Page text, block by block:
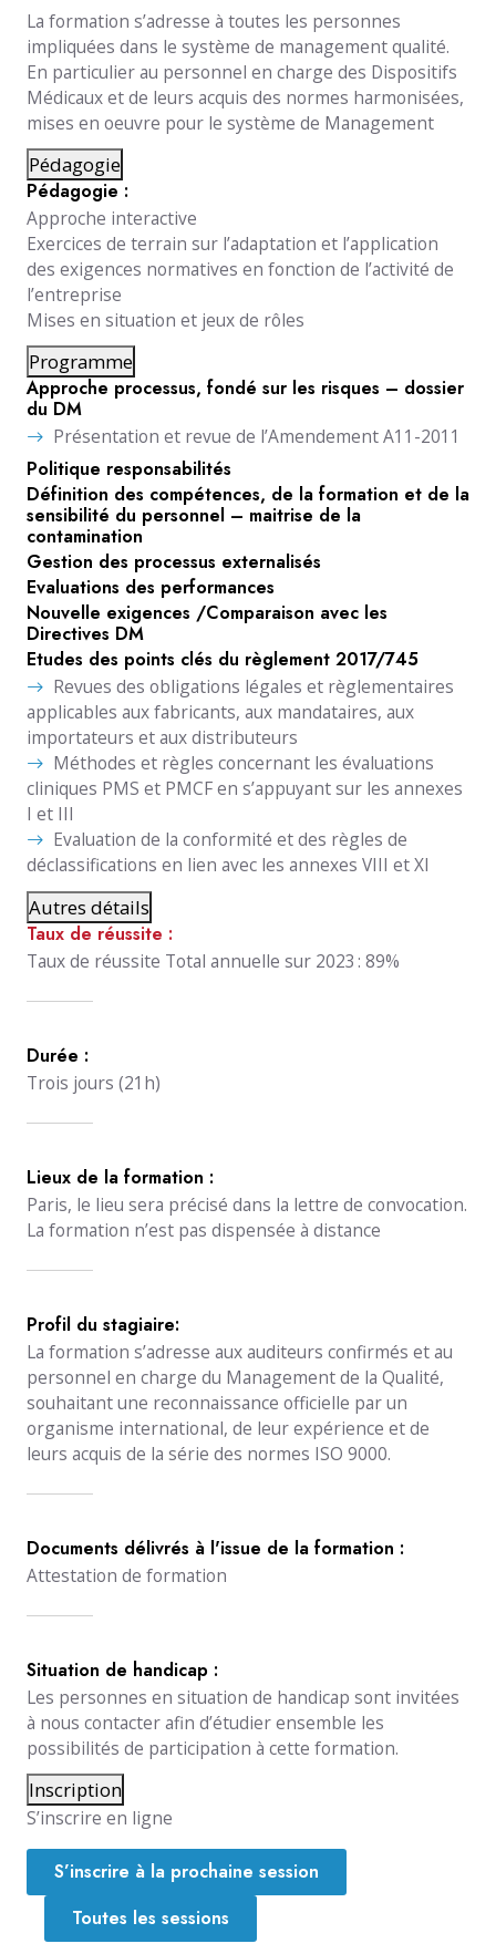
La formation s’adresse à toutes les personnes
impliquées dans le système de management qualité.
En particulier au personnel en charge des Dispositifs
Médicaux et de leurs acquis des normes harmonisées,
mises en oeuvre pour le système de Management
Pédagogie
Pédagogie :
Approche interactive
Exercices de terrain sur l’adaptation et l’application
des exigences normatives en fonction de l’activité de
l’entreprise
Mises en situation et jeux de rôles
Programme
Approche processus, fondé sur les risques – dossier
du DM
Présentation et revue de l’Amendement A11-2011
Politique responsabilités
Définition des compétences, de la formation et de la
sensibilité du personnel – maitrise de la
contamination
Gestion des processus externalisés
Evaluations des performances
Nouvelle exigences /Comparaison avec les
Directives DM
Etudes des points clés du règlement 2017/745
Revues des obligations légales et règlementaires
applicables aux fabricants, aux mandataires, aux
importateurs et aux distributeurs
Méthodes et règles concernant les évaluations
cliniques PMS et PMCF en s’appuyant sur les annexes
I et III
Evaluation de la conformité et des règles de
déclassifications en lien avec les annexes VIII et XI
Autres détails
Taux de réussite :
Taux de réussite Total annuelle sur 2023 : 89%
Durée :
Trois jours (21h)
Lieux de la formation :
Paris, le lieu sera précisé dans la lettre de convocation.
La formation n’est pas dispensée à distance
Profil du stagiaire:
La formation s’adresse aux auditeurs confirmés et au
personnel en charge du Management de la Qualité,
souhaitant une reconnaissance officielle par un
organisme international, de leur expérience et de
leurs acquis de la série des normes ISO 9000.
Documents délivrés à l'issue de la formation :
Attestation de formation
Situation de handicap :
Les personnes en situation de handicap sont invitées
à nous contacter afin d’étudier ensemble les
possibilités de participation à cette formation.
Inscription
S’inscrire en ligne
S’inscrire à la prochaine session
Toutes les sessions